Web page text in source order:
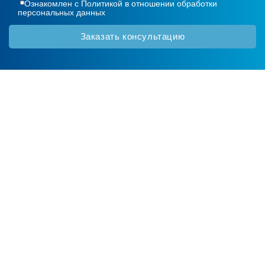
Ознакомлен с Политикой в отношении обработки
персональных данных